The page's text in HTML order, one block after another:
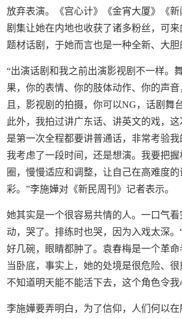
放弃表演。《宫心计》《金宵大厦》《新
剧集让她在内地也收获了诸多粉丝，可
题材话剧，于她而言也是一种全新、大胆
“出演话剧和我之前出演影视剧不一样。
果，你的表情、你的肢体动作、你的声
且，影视剧的拍摄，你可以NG，话剧舞
此外，我拍过讲广东话、讲英文的戏，
是第一次全程都要讲普通话，非常考验
我考虑了一段时间，还是想演。我要把
圈，慢慢适应和调整，让自己在高难度
彩。”李施嬅对《新民周刊》记者表示。
她其实是一个很容易共情的人。一口气
动，哭了。排练时也哭，因为入戏太深
好几碗，眼睛都肿了。袁春梅是一个革命
当卧底，事实上，她的处境是很危险、
不知道明天能不能活下去，这个角色令我
李施嬅要弄明白，为了信仰，人们何以在